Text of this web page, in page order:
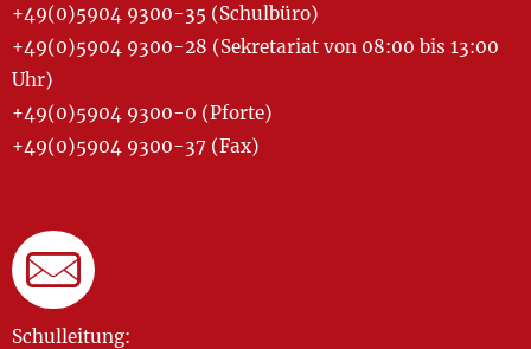
+49(0)5904 9300-35 (Schulbüro)
+49(0)5904 9300-28 (Sekretariat von 08:00 bis 13:00
Uhr)
+49(0)5904 9300-0 (Pforte)
+49(0)5904 9300-37 (Fax)
Schulleitung: